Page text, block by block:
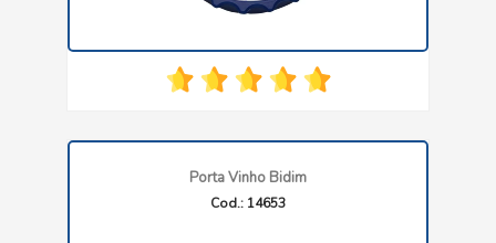
Porta Vinho Bidim
Cod.: 14653